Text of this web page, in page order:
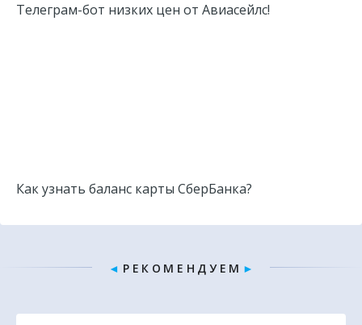
Телеграм-бот низких цен от Авиасейлс!
Как узнать баланс карты СберБанка?
◄ Р Е К О М Е Н Д У Е М ►